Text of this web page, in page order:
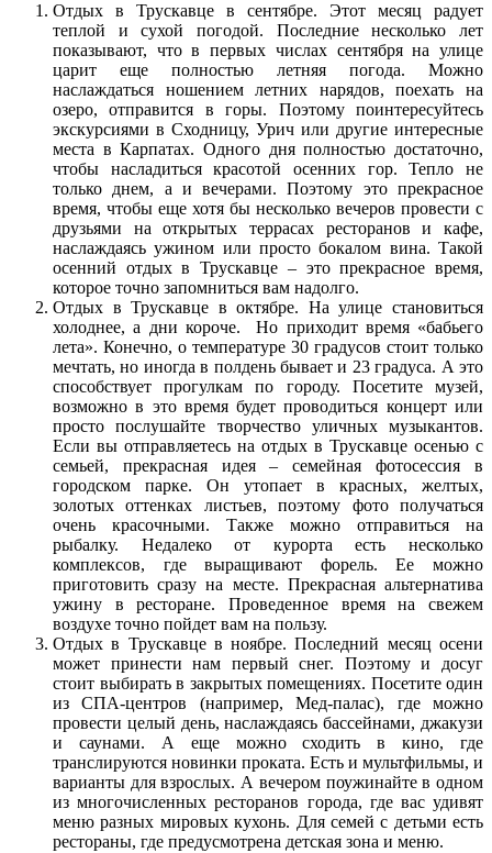
Отдых в Трускавце в сентябре. Этот месяц радует
теплой и сухой погодой. Последние несколько лет
показывают, что в первых числах сентября на улице
царит еще полностью летняя погода. Можно
наслаждаться ношением летних нарядов, поехать на
озеро, отправится в горы. Поэтому поинтересуйтесь
экскурсиями в Сходницу, Урич или другие интересные
места в Карпатах. Одного дня полностью достаточно,
чтобы насладиться красотой осенних гор. Тепло не
только днем, а и вечерами. Поэтому это прекрасное
время, чтобы еще хотя бы несколько вечеров провести с
друзьями на открытых террасах ресторанов и кафе,
наслаждаясь ужином или просто бокалом вина. Такой
осенний отдых в Трускавце – это прекрасное время,
которое точно запомниться вам надолго.
Отдых в Трускавце в октябре. На улице становиться
холоднее, а дни короче. Но приходит время «бабьего
лета». Конечно, о температуре 30 градусов стоит только
мечтать, но иногда в полдень бывает и 23 градуса. А это
способствует прогулкам по городу. Посетите музей,
возможно в это время будет проводиться концерт или
просто послушайте творчество уличных музыкантов.
Если вы отправляетесь на отдых в Трускавце осенью с
семьей, прекрасная идея – семейная фотосессия в
городском парке. Он утопает в красных, желтых,
золотых оттенках листьев, поэтому фото получаться
очень красочными. Также можно отправиться на
рыбалку. Недалеко от курорта есть несколько
комплексов, где выращивают форель. Ее можно
приготовить сразу на месте. Прекрасная альтернатива
ужину в ресторане. Проведенное время на свежем
воздухе точно пойдет вам на пользу.
Отдых в Трускавце в ноябре. Последний месяц осени
может принести нам первый снег. Поэтому и досуг
стоит выбирать в закрытых помещениях. Посетите один
из СПА-центров (например, Мед-палас), где можно
провести целый день, наслаждаясь бассейнами, джакузи
и саунами. А еще можно сходить в кино, где
транслируются новинки проката. Есть и мультфильмы, и
варианты для взрослых. А вечером поужинайте в одном
из многочисленных ресторанов города, где вас удивят
меню разных мировых кухонь. Для семей с детьми есть
рестораны, где предусмотрена детская зона и меню.